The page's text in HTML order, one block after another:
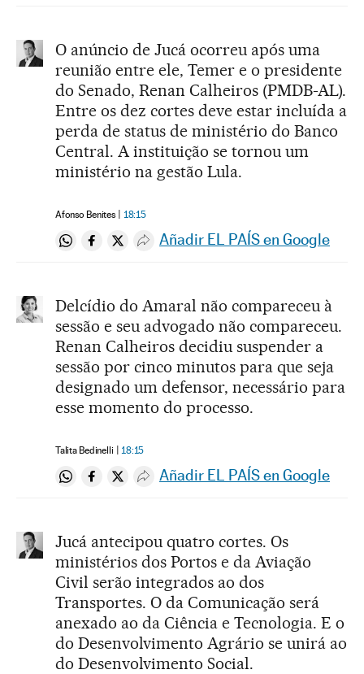
O anúncio de Jucá ocorreu após uma
reunião entre ele, Temer e o presidente
do Senado, Renan Calheiros (PMDB-AL).
Entre os dez cortes deve estar incluída a
perda de status de ministério do Banco
Central. A instituição se tornou um
ministério na gestão Lula.
Afonso Benites 18:15
Compartir en Whatsapp
Compartir en Facebook
Compartir en Twitter
Desplegar Redes Sociales
Añadir EL PAÍS en Google
Delcídio do Amaral não compareceu à
sessão e seu advogado não compareceu.
Renan Calheiros decidiu suspender a
sessão por cinco minutos para que seja
designado um defensor, necessário para
esse momento do processo.
Talita Bedinelli 18:15
Compartir en Whatsapp
Compartir en Facebook
Compartir en Twitter
Desplegar Redes Sociales
Añadir EL PAÍS en Google
Jucá antecipou quatro cortes. Os
ministérios dos Portos e da Aviação
Civil serão integrados ao dos
Transportes. O da Comunicação será
anexado ao da Ciência e Tecnologia. E o
do Desenvolvimento Agrário se unirá ao
do Desenvolvimento Social.